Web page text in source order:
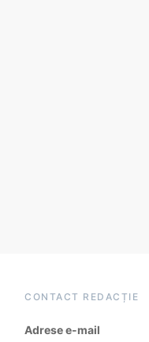
CONTACT REDACȚIE
Adrese e-mail